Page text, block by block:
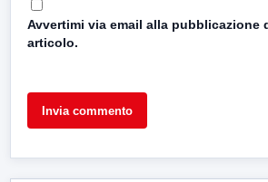
Avvertimi via email alla pubblicazione
articolo.